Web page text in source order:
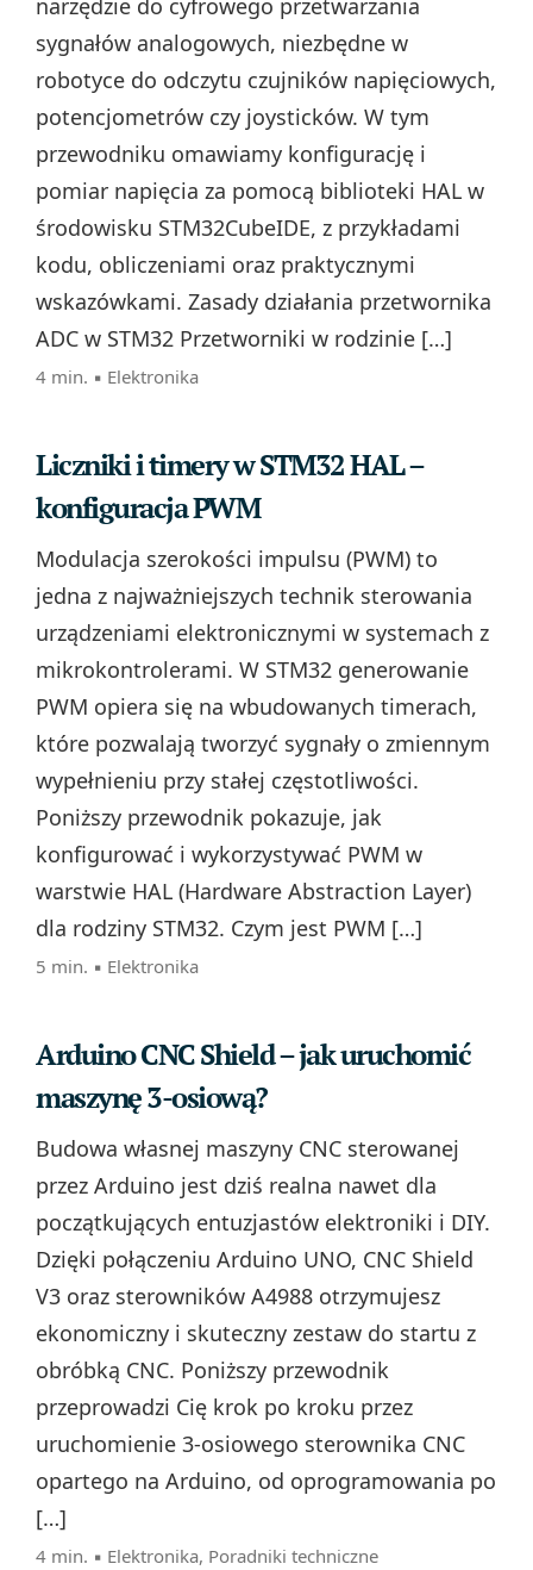
narzędzie do cyfrowego przetwarzania
sygnałów analogowych, niezbędne w
robotyce do odczytu czujników napięciowych,
potencjometrów czy joysticków. W tym
przewodniku omawiamy konfigurację i
pomiar napięcia za pomocą biblioteki HAL w
środowisku STM32CubeIDE, z przykładami
kodu, obliczeniami oraz praktycznymi
wskazówkami. Zasady działania przetwornika
ADC w STM32 Przetworniki w rodzinie […]
4 min. ▪ Elektronika
Liczniki i timery w STM32 HAL –
konfiguracja PWM
Modulacja szerokości impulsu (PWM) to
jedna z najważniejszych technik sterowania
urządzeniami elektronicznymi w systemach z
mikrokontrolerami. W STM32 generowanie
PWM opiera się na wbudowanych timerach,
które pozwalają tworzyć sygnały o zmiennym
wypełnieniu przy stałej częstotliwości.
Poniższy przewodnik pokazuje, jak
konfigurować i wykorzystywać PWM w
warstwie HAL (Hardware Abstraction Layer)
dla rodziny STM32. Czym jest PWM […]
5 min. ▪ Elektronika
Arduino CNC Shield – jak uruchomić
maszynę 3-osiową?
Budowa własnej maszyny CNC sterowanej
przez Arduino jest dziś realna nawet dla
początkujących entuzjastów elektroniki i DIY.
Dzięki połączeniu Arduino UNO, CNC Shield
V3 oraz sterowników A4988 otrzymujesz
ekonomiczny i skuteczny zestaw do startu z
obróbką CNC. Poniższy przewodnik
przeprowadzi Cię krok po kroku przez
uruchomienie 3-osiowego sterownika CNC
opartego na Arduino, od oprogramowania po
[…]
4 min. ▪ Elektronika, Poradniki techniczne